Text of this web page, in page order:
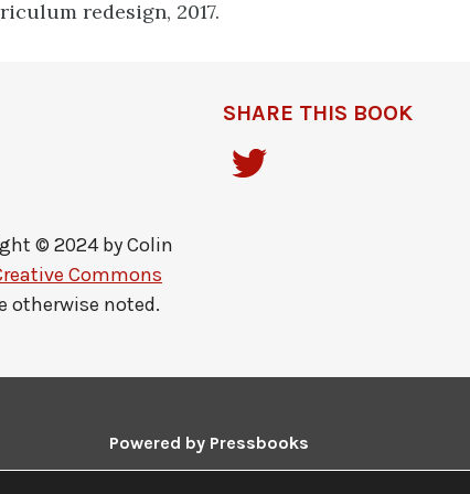
redesign, 2017.
© 2024 byColin
Commons
otherwise noted.
SHARE THIS BOOK
Powered by Pressbooks